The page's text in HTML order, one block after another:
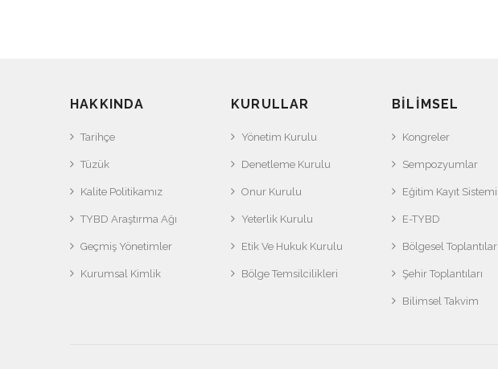
HAKKINDA
Tarihçe
Tüzük
Kalite Politikamız
TYBD Araştırma Ağı
Geçmiş Yönetimler
Kurumsal Kimlik
KURULLAR
Yönetim Kurulu
Denetleme Kurulu
Onur Kurulu
Yeterlik Kurulu
Etik Ve Hukuk Kurulu
Bölge Temsilcilikleri
BILIMSEL
Kongreler
Sempozyumlar
Eğitim Kayıt Sistemi
E-TYBD
Bölgesel Toplantılar
Şehir Toplantıları
Bilimsel Takvim